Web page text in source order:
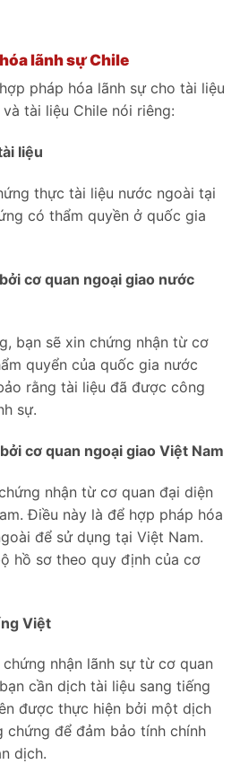
lãnh sự Chile
pháp hóa lãnh sự cho tài liệu
tài liệu Chile nói riêng:
liệu
thực tài liệu nước ngoài tại
có thẩm quyền ở quốc gia
cơ quan ngoại giao nước
bạn sẽ xin chứng nhận từ cơ
quyển của quốc gia nước
rằng tài liệu đã được công
sự.
cơ quan ngoại giao Việt Nam
nhận từ cơ quan đại diện
Điều này là để hợp pháp hóa
để sử dụng tại Việt Nam.
hồ sơ theo quy định của cơ
Việt
nhận lãnh sự từ cơ quan
cần dịch tài liệu sang tiếng
được thực hiện bởi một dịch
chứng để đảm bảo tính chính
dịch.